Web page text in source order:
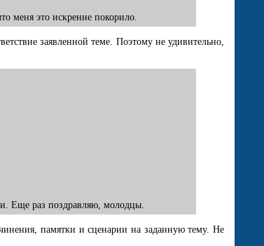
меня это искренне покорило.
заявленной теме. Поэтому не удивительно,
Еще раз поздравляю, молодцы.
памятки и сценарии на заданную тему. Не